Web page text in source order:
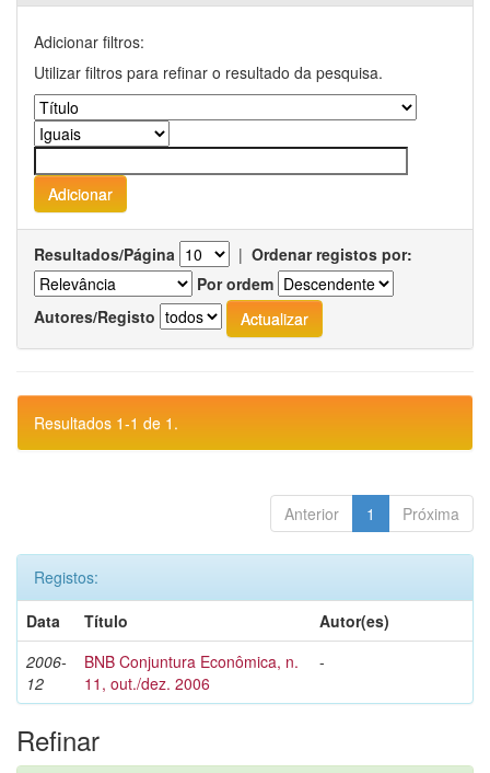
Adicionar filtros:
Utilizar filtros para refinar o resultado da pesquisa.
Resultados/Página | Ordenar registos por:
Por ordem
Autores/Registo
Resultados 1-1 de 1.
Anterior 1 Próxima
Registos:
Data
Título
Autor(es)
2006-
12
BNB Conjuntura Econômica, n.
11, out./dez. 2006
-
Refinar